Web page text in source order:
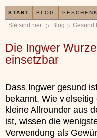
Sie sind hier: Blog Gesund
Die Ingwer
einsetzbar
Dass Ingwer gesund
bekannt. Wie vielseitig
kleine Allrounder aus
ist, wissen die
Verwendung als
START BLOG